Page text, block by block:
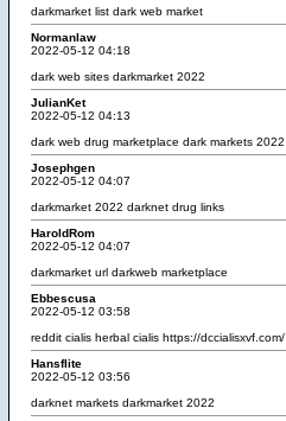
darkmarket list dark web market
Normanlaw
2022-05-12 04:18
dark web sites darkmarket 2022
JulianKet
2022-05-12 04:13
dark web drug marketplace dark markets 2022
Josephgen
2022-05-12 04:07
darkmarket 2022 darknet drug links
HaroldRom
2022-05-12 04:07
darkmarket url darkweb marketplace
Ebbescusa
2022-05-12 03:58
reddit cialis herbal cialis https://dccialisxvf.com/
Hansflite
2022-05-12 03:56
darknet markets darkmarket 2022